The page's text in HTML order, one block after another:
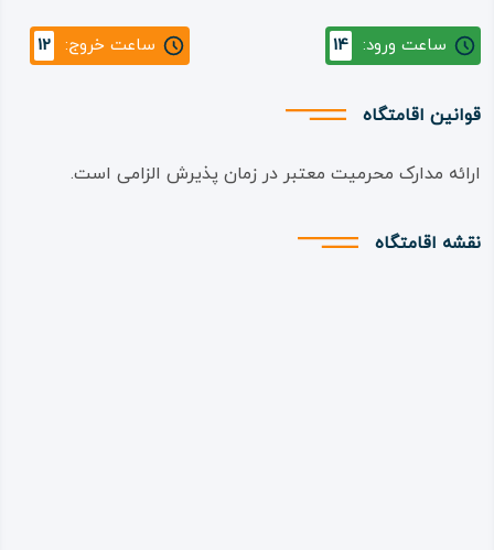
ساعت ورود: 14 ساعت خروج: 12
قوانین اقامتگاه
ارائه مدارک محرمیت معتبر در زمان پذیرش الزامی است.
نقشه اقامتگاه